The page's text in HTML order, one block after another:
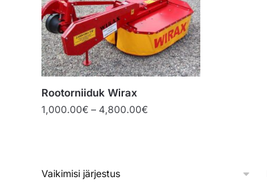
Rootorniiduk Wirax
1,000.00€ – 4,800.00€Price